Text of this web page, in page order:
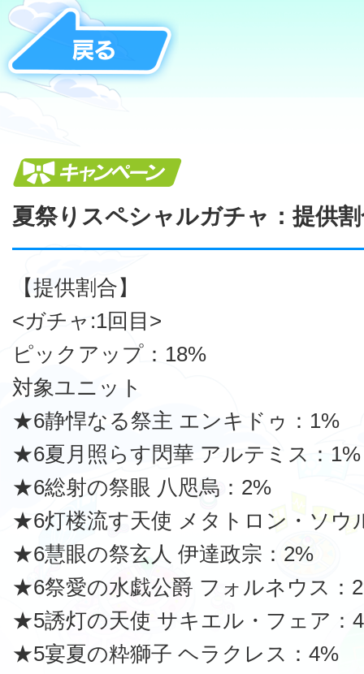
夏祭りスペシャルガチャ：提供
【提供割合】
<ガチャ:1回目>
ピックアップ：18%
対象ユニット
★6静悍なる祭主 エンキドゥ：1%
★6夏月照らす閃華 アルテミス：1%
★6総射の祭眼 八咫烏：2%
★6灯楼流す天使 メタトロン・ソウ
★6慧眼の祭玄人 伊達政宗：2%
★6祭愛の水戯公爵 フォルネウス：
★5誘灯の天使 サキエル・フェア：
★5宴夏の粋獅子 ヘラクレス：4%